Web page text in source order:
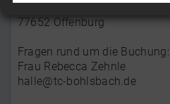
Festhallenstr. 3
77652 Offenburg
Fragen rund um die Buchung:
Frau Rebecca Zehnle
halle@tc-bohlsbach.de